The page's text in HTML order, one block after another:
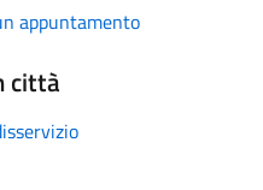
appuntamento
città